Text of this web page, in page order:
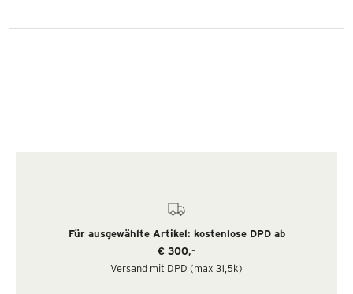
Für ausgewählte Artikel: kostenlose DPD ab
€ 300,-
Versand mit DPD (max 31,5k)